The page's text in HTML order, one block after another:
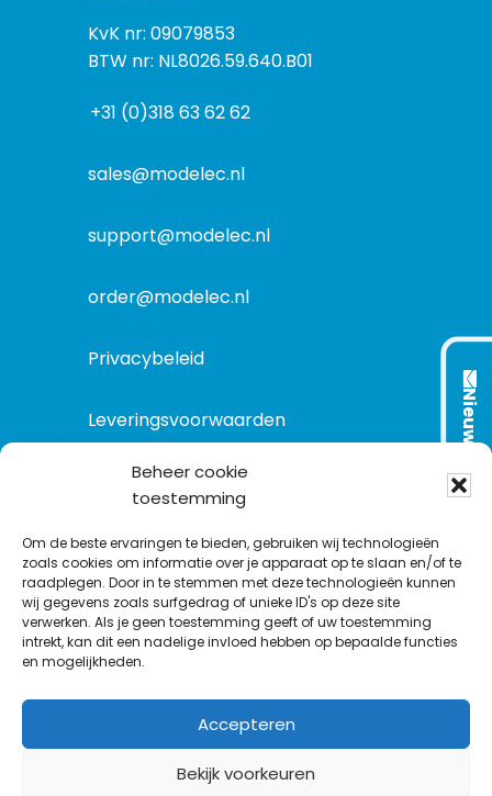
Beheer cookie
toestemming
Om de beste ervaringen te bieden, gebruiken wij technologieën
zoals cookies om informatie over je apparaat op te slaan en/of te
raadplegen. Door in te stemmen met deze technologieën kunnen
wij gegevens zoals surfgedrag of unieke ID's op deze site
verwerken. Als je geen toestemming geeft of uw toestemming
intrekt, kan dit een nadelige invloed hebben op bepaalde functies
en mogelijkheden.
Accepteren
Bekijk voorkeuren
k
a
r
t
a
s
I
n
o
m
KvK nr: 09079853
BTW nr: NL8026.59.640.B01
+31 (0)318 63 62 62
sales@modelec.nl
support@modelec.nl
order@modelec.nl
Privacybeleid
Leveringsvoorwaarden
L
i
n
e
T
w
i
t
F
a
c
b
o
o
k
Y
o
u
u
b
C
o
n
a
Nieuwsbrief